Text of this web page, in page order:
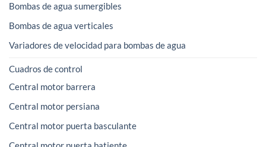
Bombas de agua sumergibles
Bombas de agua verticales
Variadores de velocidad para bombas de agua
Cuadros de control
Central motor barrera
Central motor persiana
Central motor puerta basculante